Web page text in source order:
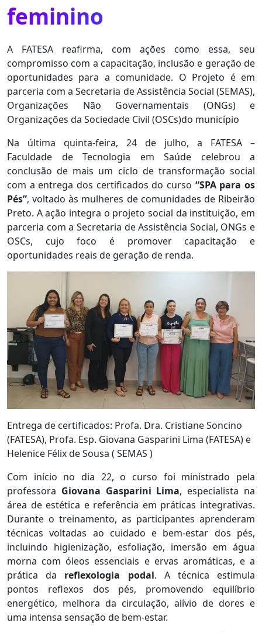
feminino
A FATESA reafirma, com ações como essa, seu
compromisso com a capacitação, inclusão e geração de
oportunidades para a comunidade. O Projeto é em
parceria com a Secretaria de Assistência Social (SEMAS),
Organizações Não Governamentais (ONGs) e
Organizações da Sociedade Civil (OSCs)do município
Na última quinta-feira, 24 de julho, a FATESA –
Faculdade de Tecnologia em Saúde celebrou a
conclusão de mais um ciclo de transformação social
com a entrega dos certificados do curso “SPA para os
Pés”, voltado às mulheres de comunidades de Ribeirão
Preto. A ação integra o projeto social da instituição, em
parceria com a Secretaria de Assistência Social, ONGs e
OSCs, cujo foco é promover capacitação e
oportunidades reais de geração de renda.
Entrega de certificados: Profa. Dra. Cristiane Soncino
(FATESA), Profa. Esp. Giovana Gasparini Lima (FATESA) e
Helenice Félix de Sousa ( SEMAS )
Com início no dia 22, o curso foi ministrado pela
professora Giovana Gasparini Lima, especialista na
área de estética e referência em práticas integrativas.
Durante o treinamento, as participantes aprenderam
técnicas voltadas ao cuidado e bem-estar dos pés,
incluindo higienização, esfoliação, imersão em água
morna com óleos essenciais e ervas aromáticas, e a
prática da reflexologia podal. A técnica estimula
pontos reflexos dos pés, promovendo equilíbrio
energético, melhora da circulação, alívio de dores e
uma intensa sensação de bem-estar.